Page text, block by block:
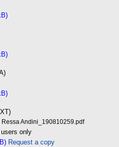
Andini_190810259.pdf
only
Request a copy